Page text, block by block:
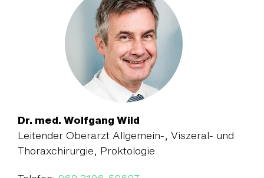
Dr. med. Wolfgang Wild
Leitender Oberarzt Allgemein-, Viszeral- und
Thoraxchirurgie, Proktologie